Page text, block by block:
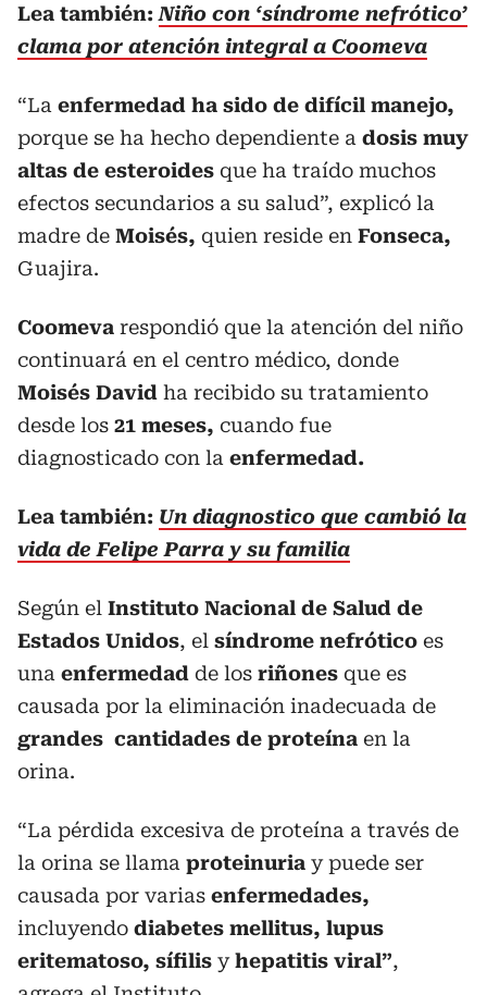
Lea también:Niño con ‘síndrome nefrótico’
clama por atención integral a Coomeva
“La enfermedad ha sido de difícil manejo,
porque se ha hecho dependiente a dosis muy
altas de esteroides que ha traído muchos
efectos secundarios a su salud”, explicó la
madre de Moisés, quien reside en Fonseca,
Guajira.
Coomeva respondió que la atención del niño
continuará en el centro médico, donde
Moisés David ha recibido su tratamiento
desde los 21 meses, cuando fue
diagnosticado con la enfermedad.
Lea también: Un diagnostico que cambió la
vida de Felipe Parra y su familia
Según el Instituto Nacional de Salud de
Estados Unidos, el síndrome nefrótico es
una enfermedad de los riñones que es
causada por la eliminación inadecuada de
grandes cantidades de proteína en la
orina.
“La pérdida excesiva de proteína a través de
la orina se llama proteinuria y puede ser
causada por varias enfermedades,
incluyendo diabetes mellitus, lupus
eritematoso, sífilis yhepatitis viral”,